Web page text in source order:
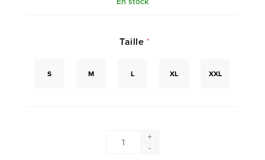
Taille *
S M L XL XXL
+
-